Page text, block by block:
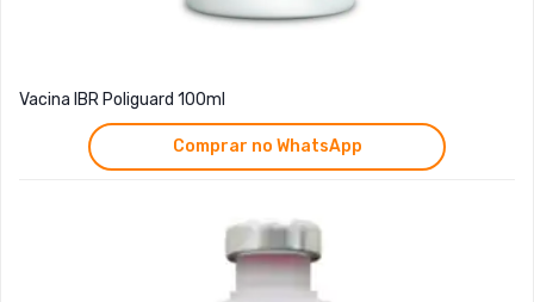
Vacina IBR Poliguard 100ml
Comprar no WhatsApp